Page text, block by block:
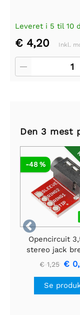
Leveret i 5 til 10
€ 4,20 Inkl.
Den 3 mest

-48 %
Opencircuit
stereo jack
€ 1,25 €
Se